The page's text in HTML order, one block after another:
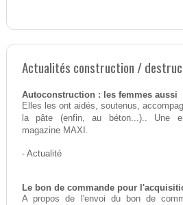
Actualités construction /
Autoconstruction : les femmes aussi
Elles les ont aidés, soutenus,
la pâte (enfin, au béton...).. Une
magazine MAXI.
- Actualité
Le bon de commande pour
A propos de l'envoi du bon de